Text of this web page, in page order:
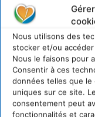
Nous utilisons des
stocker et/ou
Nous le faisons pour
Consentir à ces
données telles que le
uniques sur ce site.
consentement peut
fonctionnalités et
ce sera celui
ce qui se passe.
considérable,
pensée refuse de
résumer, même si
concevoir
l’anéantissement
conditions de vie de